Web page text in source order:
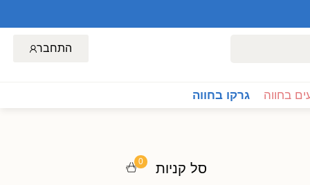
התחבר
בחווה גרקו בחווה
סל קניות 0